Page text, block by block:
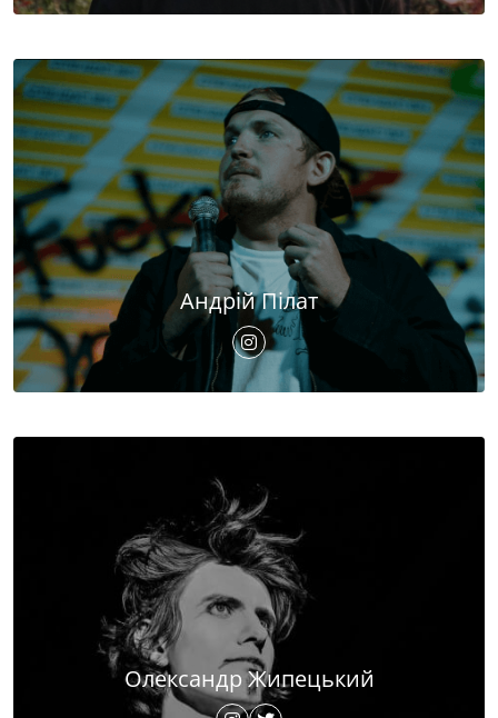
Андрій Пілат
Олександр Жипецький